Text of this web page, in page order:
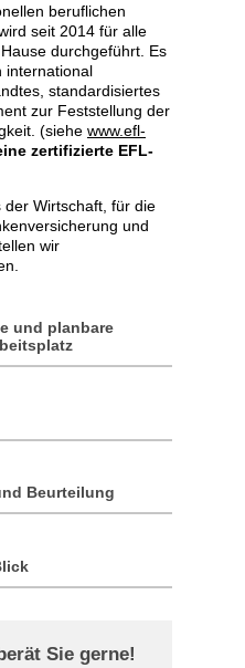
beruflichen
seit 2014 für alle
durchgeführt. Es
international
standardisiertes
zur Feststellung der
(siehe www.efl-
zertifizierte EFL-
der Wirtschaft, für die
und
wir
und planbare
Beurteilung
Sie gerne!